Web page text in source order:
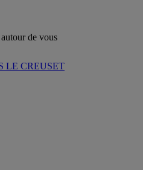
de vous
LE CREUSET